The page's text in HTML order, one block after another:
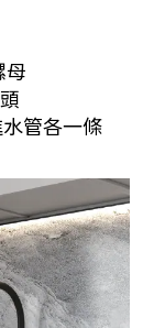
母
管各一條